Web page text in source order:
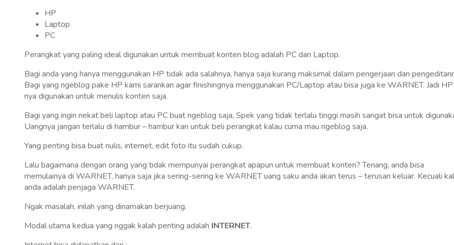
HP
Laptop
PC
Perangkat yang paling ideal digunakan untuk membuat konten blog adalah PC dan Laptop.
Bagi anda yang hanya menggunakan HP tidak ada salahnya, hanya saja kurang maksimal dalam pengerjaan dan
Bagi yang ngeblog pake HP kami sarankan agar finishingnya menggunakan PC/Laptop atau bisa juga ke WARNET. Jadi
nya digunakan untuk menulis konten saja.
Bagi yang ingin nekat beli laptop atau PC buat ngeblog saja, Spek yang tidak terlalu tinggi masih sangat bisa untuk
Uangnya jangan terlalu di hambur – hambur kan untuk beli perangkat kalau cuma mau ngeblog saja.
Yang penting bisa buat nulis, internet, edit foto itu sudah cukup.
Lalu bagaimana dengan orang yang tidak mempunyai perangkat apapun untuk membuat konten? Tenang, anda bisa
memulainya di WARNET, hanya saja jika sering-sering ke WARNET uang saku anda akan terus – terusan keluar. Kecuali
anda adalah penjaga WARNET.
Ngak masalah, inilah yang dinamakan berjuang.
Modal utama kedua yang nggak kalah penting adalah INTERNET.